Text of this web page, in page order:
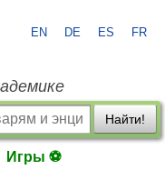
EN DE ES FR
Найти!
Игры ⚽